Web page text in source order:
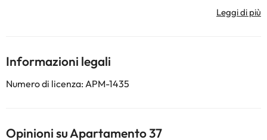
schermo piatto, cucina attrezzata con zona pranzo e bagno con
km da Cova d'en Xoroi. L'Apartamento 37 dista 12 km
dall'Aeroporto di Minorca, lo scalo più vicino.
La struttura non è disponibile per feste di addio al
prenotazione, o contattare la struttura utilizzando i recapiti
Informazioni legali
Numero di licenza: APM-1435
Opinioni su Apartamento 37